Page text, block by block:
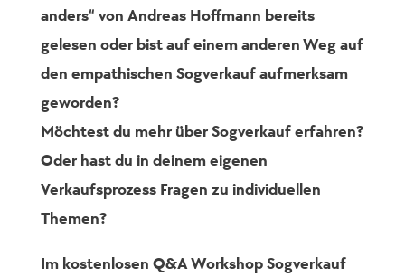
anders“ von Andreas Hoffmann bereits
gelesen oder bist auf einem anderen Weg auf
den empathischen Sogverkauf aufmerksam
geworden?
Möchtest du mehr überSogverkauferfahren?
Oder hast du in deinem eigenen
Verkaufsprozess Fragen zu individuellen
Themen?
Im kostenlosen Q&A Workshop Sogverkauf